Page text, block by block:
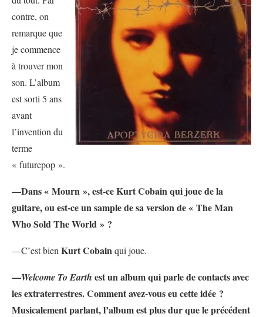
contre, on
remarque que
je commence
à trouver mon
son. L’album
est sorti 5 ans
avant
l’invention du
terme
« futurepop ».
—Dans « Mourn », est-ce Kurt Cobain qui joue de la
guitare, ou est-ce un sample de sa version de « The Man
Who Sold The World » ?
—C’est bien Kurt Cobainqui joue.
—Welcome To Earth est un album qui parle de contacts avec
les extraterrestres. Comment avez-vous eu cette idée ?
Musicalement parlant, l’album est plus dur que le précédent